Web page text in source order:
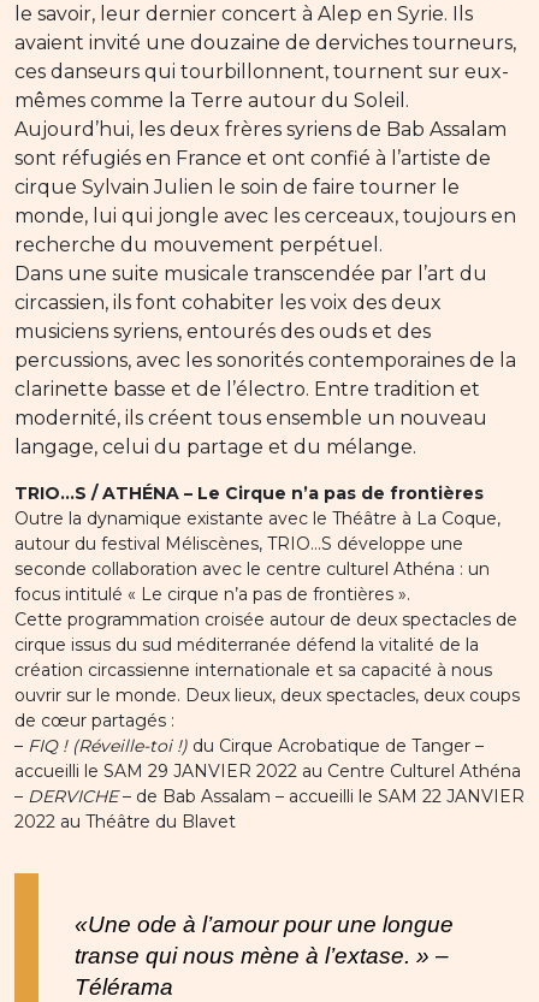
le savoir, leur dernier concert à Alep en Syrie. Ils
avaient invité une douzaine de derviches tourneurs,
ces danseurs qui tourbillonnent, tournent sur eux-
mêmes comme la Terre autour du Soleil.
Aujourd’hui, les deux frères syriens de Bab Assalam
sont réfugiés en France et ont confié à l’artiste de
cirque Sylvain Julien le soin de faire tourner le
monde, lui qui jongle avec les cerceaux, toujours en
recherche du mouvement perpétuel.
Dans une suite musicale transcendée par l’art du
circassien, ils font cohabiter les voix des deux
musiciens syriens, entourés des ouds et des
percussions, avec les sonorités contemporaines de la
clarinette basse et de l’électro. Entre tradition et
modernité, ils créent tous ensemble un nouveau
langage, celui du partage et du mélange.
TRIO…S / ATHÉNA – Le Cirque n’a pas de frontières
Outre la dynamique existante avec le Théâtre à La Coque,
autour du festival Méliscènes, TRIO…S développe une
seconde collaboration avec le centre culturel Athéna : un
focus intitulé « Le cirque n’a pas de frontières ».
Cette programmation croisée autour de deux spectacles de
cirque issus du sud méditerranée défend la vitalité de la
création circassienne internationale et sa capacité à nous
ouvrir sur le monde. Deux lieux, deux spectacles, deux coups
de cœur partagés :
– FIQ ! (Réveille-toi !) du Cirque Acrobatique de Tanger –
accueilli le SAM 29 JANVIER 2022 au Centre Culturel Athéna
– DERVICHE– de Bab Assalam – accueilli le SAM 22 JANVIER
2022 au Théâtre du Blavet
«Une ode à l’amour pour une longue
transe qui nous mène à l’extase. » –
Télérama